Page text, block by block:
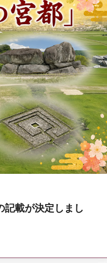
記載が決定しまし
県広報誌「県民だ
2026年8月号
奈良県